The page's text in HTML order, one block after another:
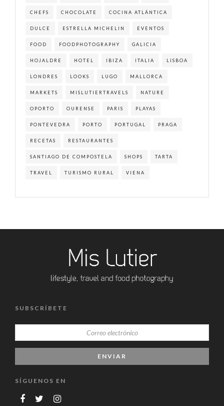
CHEFS CHOCOLATE COCINA ATLÁNTICA
DULCE ESTRELLA MICHELIN EVENTOS
FOOD FOODPHOTOGRAPHY GALICIA
HOJALDRE HOTEL IBIZA ITALIA LISBOA
LONDRES LOOKS LUGO MALLORCA
MARKETS MISLUTIERTRAVELS NATURE
OPORTO OURENSE PARIS PLAYAS
PONTEVEDRA PORTO PORTUGAL PRAGA
RECETAS RESTAURANTES
SANTIAGO DE COMPOSTELA SHOPS TARTA
TRAVEL TURISMO RURAL VIENA
SUBSCRÍBETE
SÍGUENOS EN